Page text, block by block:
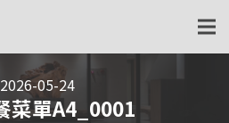
2026-05-24
菜單A4_0001